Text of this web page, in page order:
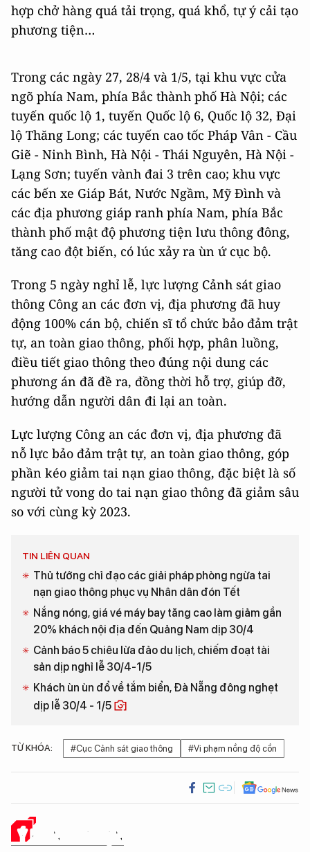
hợp chở hàng quá tải trọng, quá khổ, tự ý cải tạo
phương tiện…
Trong các ngày 27, 28/4 và 1/5, tại khu vực cửa
ngõ phía Nam, phía Bắc thành phố Hà Nội; các
tuyến quốc lộ 1, tuyến Quốc lộ 6, Quốc lộ 32, Đại
lộ Thăng Long; các tuyến cao tốc Pháp Vân - Cầu
Giẽ - Ninh Bình, Hà Nội - Thái Nguyên, Hà Nội -
Lạng Sơn; tuyến vành đai 3 trên cao; khu vực
các bến xe Giáp Bát, Nước Ngầm, Mỹ Đình và
các địa phương giáp ranh phía Nam, phía Bắc
thành phố mật độ phương tiện lưu thông đông,
tăng cao đột biến, có lúc xảy ra ùn ứ cục bộ.
Trong 5 ngày nghỉ lễ, lực lượng Cảnh sát giao
thông Công an các đơn vị, địa phương đã huy
động 100% cán bộ, chiến sĩ tổ chức bảo đảm trật
tự, an toàn giao thông, phối hợp, phân luồng,
điều tiết giao thông theo đúng nội dung các
phương án đã đề ra, đồng thời hỗ trợ, giúp đỡ,
hướng dẫn người dân đi lại an toàn.
Lực lượng Công an các đơn vị, địa phương đã
nỗ lực bảo đảm trật tự, an toàn giao thông, góp
phần kéo giảm tai nạn giao thông, đặc biệt là số
người tử vong do tai nạn giao thông đã giảm sâu
so với cùng kỳ 2023.
TIN LIÊN QUAN
Thủ tướng chỉ đạo các giải pháp phòng ngừa tai
nạn giao thông phục vụ Nhân dân đón Tết
Nắng nóng, giá vé máy bay tăng cao làm giảm gần
20% khách nội địa đến Quảng Nam dịp 30/4
Cảnh báo 5 chiêu lừa đảo du lịch, chiếm đoạt tài
sản dịp nghỉ lễ 30/4-1/5
Khách ùn ùn đổ về tắm biển, Đà Nẵng đông nghẹt
dịp lễ 30/4 - 1/5
TỪ KHÓA: #Cục Cảnh sát giao thông #Vi phạm nồng độ cồn
Ý KIẾN CỦA BẠN